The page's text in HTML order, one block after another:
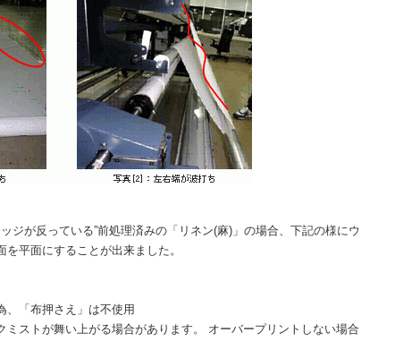
ジが反っている”前処理済みの「リネン(麻)」の場合、下記の様にウ
平面にすることが出来ました。
、「布押さえ」は不使用
ストが舞い上がる場合があります。 オーバープリントしない場合